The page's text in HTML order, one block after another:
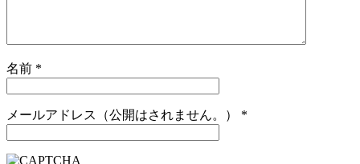
名前 *
メールアドレス（公開はされません。） *